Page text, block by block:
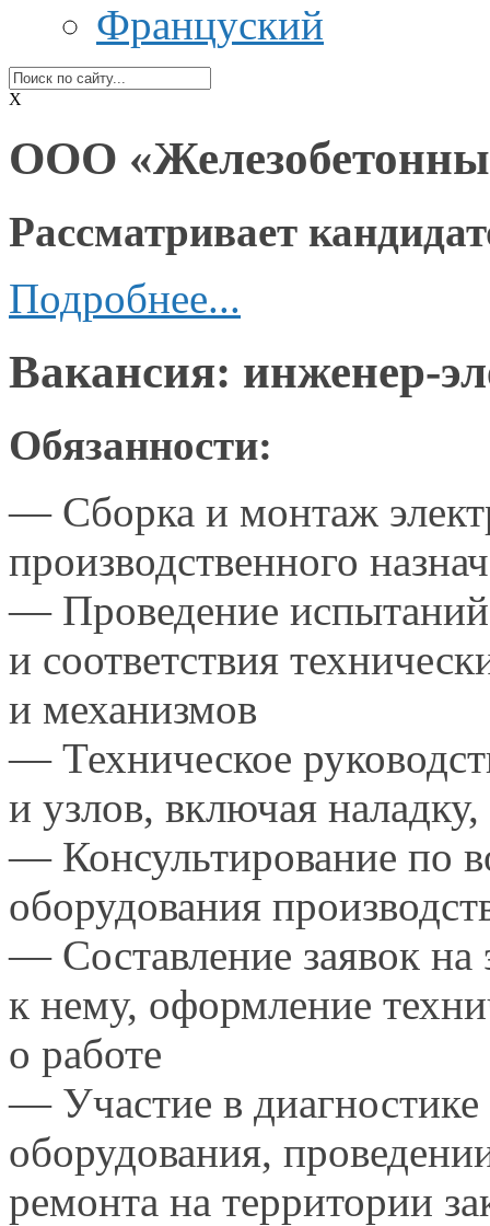
Француский
X
ООО
Рассматривает
Подробнее...
Вакансия: инженер-
Обязанности:
— Сборка и монтаж
производственного
— Проведение испытаний
и соответствия
и механизмов
— Техническое
и узлов, включая
— Консультирование по
оборудования
— Составление заявок на
к нему, оформление
о работе
— Участие в диагностике
оборудования,
ремонта на территории